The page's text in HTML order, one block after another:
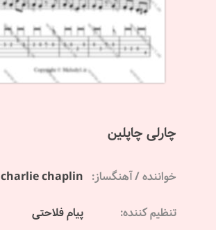
چارلی چاپلین
خواننده / آهنگساز: charlie chaplin
تنظیم کننده: پیام فلاحتی